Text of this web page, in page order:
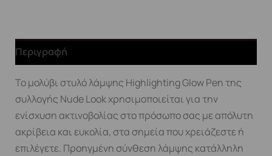
Περιγραφή
Το μολύβι στυλό λάμψης Highlighting Glow Pen της
συλλογής Nude Look χρησιμοποιείται για την
ενίσχυση ακτινοβολίας στο πρόσωπο σας με απόλυτη
ακρίβεια και ευκολία, στα σημεία που χρειάζεστε ή
επιλέγετε. Προηγμένη σύνθεση λάμψης κατάλληλη